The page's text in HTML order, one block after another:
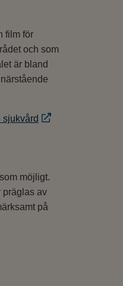
film för
och som
är bland
sjukvård
möjligt.
präglas av
på